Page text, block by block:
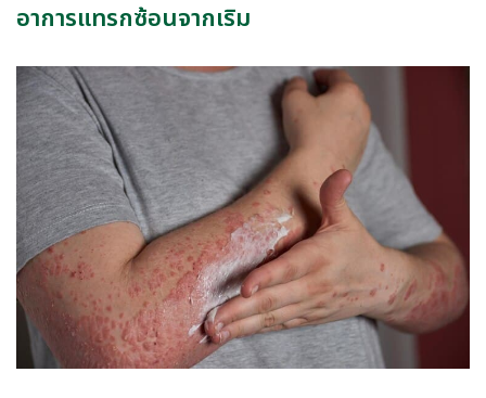
อาการแทรกซ้อนจากเริม